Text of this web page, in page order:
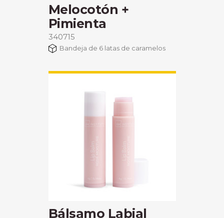
Melocotón +
Pimienta
340715
Bandeja de 6 latas de caramelos
Bálsamo Labial